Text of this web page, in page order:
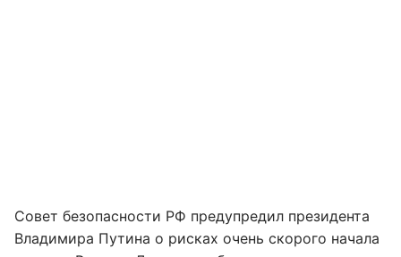
Совет безопасности РФ предупредил президента
Владимира Путина о рисках очень скорого начала